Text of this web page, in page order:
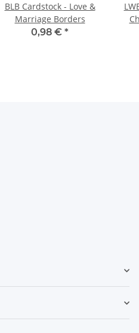
BLB Cardstock - Love &
Marriage Borders
0,98 € *